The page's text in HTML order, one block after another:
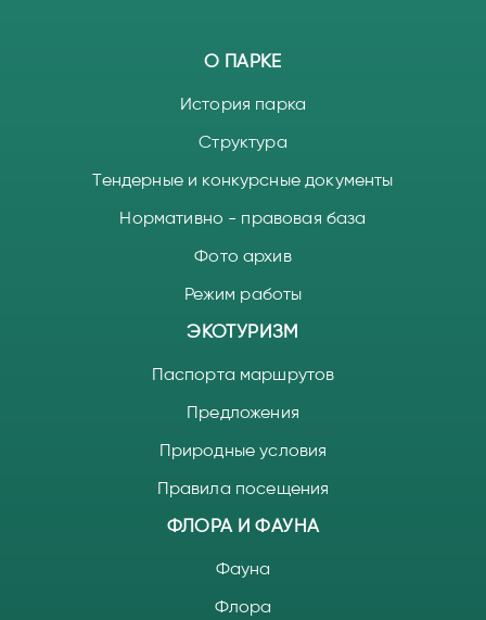
О ПАРКЕ
История парка
Структура
Тендерные и конкурсные документы
Нормативно - правовая база
Фото архив
Режим работы
ЭКОТУРИЗМ
Паспорта маршрутов
Предложения
Природные условия
Правила посещения
ФЛОРА И ФАУНА
Фауна
Флора